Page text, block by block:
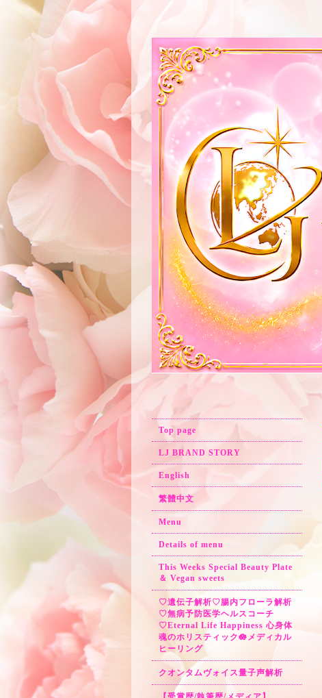
Top page
LJ BRAND STORY
English
繁體中文
Menu
Details of menu
This Weeks Special Beauty Plate
＆ Vegan sweets
♡遺伝子解析♡腸内フローラ解析
♡無病予防医学ヘルスコーチ
♡Eternal Life Happiness 心身体
魂のホリスティック🪷メディカル
ヒーリング
クオンタムヴォイス量子声解析